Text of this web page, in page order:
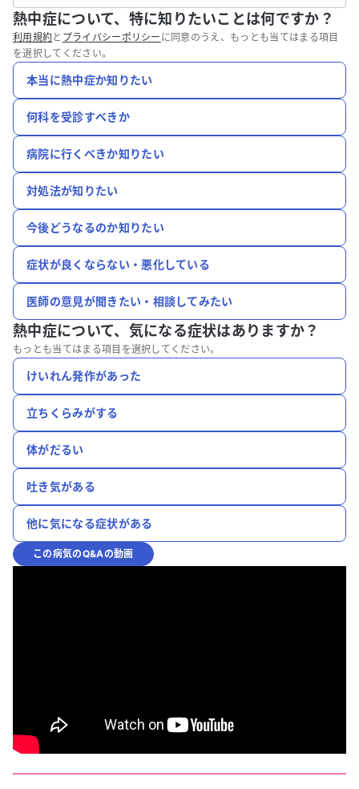
熱中症について、特に知りたいことは何ですか？
利用規約と プライバシーポリシー に同意のうえ、もっとも当てはまる項目
を選択してください。
本当に熱中症か知りたい
何科を受診すべきか
病院に行くべきか知りたい
対処法が知りたい
今後どうなるのか知りたい
症状が良くならない・悪化している
医師の意見が聞きたい・相談してみたい
熱中症について、 気になる症状はありますか？
もっとも当てはまる項目を選択してください。
けいれん発作があった
立ちくらみがする
体がだるい
吐き気がある
他に気になる症状がある
この病気のQ&Aの動画